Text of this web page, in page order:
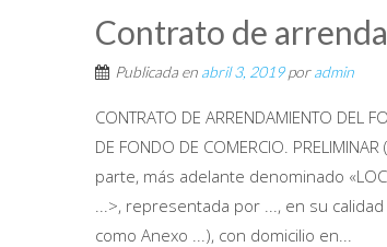
Contrato de
Publicada en abril 3, 2019poradmin
CONTRATO DE ARRENDAMIENTO DEL
DE FONDO DE COMERCIO.
parte, más adelante denominado
...>, representada por ..., en su
como Anexo ...), con domicilio en...